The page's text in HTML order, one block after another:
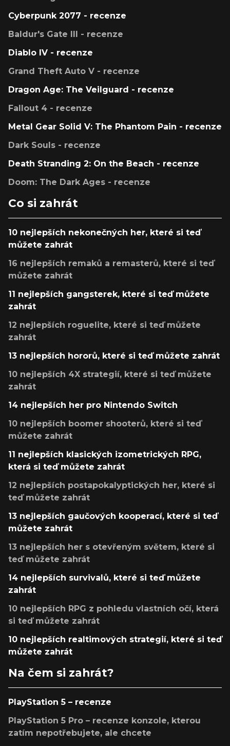
Cyberpunk 2077 - recenze
Baldur's Gate III - recenze
Diablo IV - recenze
Grand Theft Auto V - recenze
Dragon Age: The Veilguard - recenze
Fallout 4 - recenze
Metal Gear Solid V: The Phantom Pain - recenze
Dark Souls - recenze
Death Stranding 2: On the Beach - recenze
Doom: The Dark Ages - recenze
Co si zahrát
10 nejlepších nekonečných her, které si teď
můžete zahrát
16 nejlepších remaků a remasterů, které si teď
můžete zahrát
11 nejlepších gangsterek, které si teď můžete
zahrát
12 nejlepších roguelite, které si teď můžete
zahrát
13 nejlepších hororů, které si teď můžete zahrát
10 nejlepších 4X strategií, které si teď můžete
zahrát
14 nejlepších her pro Nintendo Switch
10 nejlepších boomer shooterů, které si teď
můžete zahrát
11 nejlepších klasických izometrických RPG,
která si teď můžete zahrát
12 nejlepších postapokalyptických her, které si
teď můžete zahrát
13 nejlepších gaučových kooperací, které si teď
můžete zahrát
13 nejlepších her s otevřeným světem, které si
teď můžete zahrát
14 nejlepších survivalů, které si teď můžete
zahrát
10 nejlepších RPG z pohledu vlastních očí, která
si teď můžete zahrát
10 nejlepších realtimových strategií, které si teď
můžete zahrát
Na čem si zahrát?
PlayStation 5 – recenze
PlayStation 5 Pro – recenze konzole, kterou
zatím nepotřebujete, ale chcete